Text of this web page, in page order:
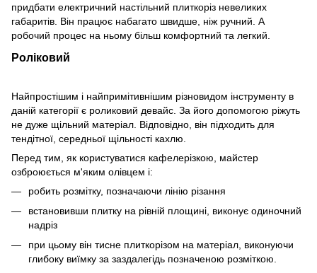
придбати електричний настільний плиткоріз невеликих
габаритів. Він працює набагато швидше, ніж ручний. А
робочий процес на ньому більш комфортний та легкий.
Роліковий
Найпростішим і найпримітивнішим різновидом інструменту в
даній категорії є роликовий девайс. За його допомогою ріжуть
не дуже щільний матеріал. Відповідно, він підходить для
тендітної, середньої щільності кахлю.
Перед тим, як користуватися кафелерізкою, майстер
озброюється м'яким олівцем і:
робить розмітку, позначаючи лінію різання
встановивши плитку на рівній площині, виконує одиночний
надріз
при цьому він тисне плиткорізом на матеріал, виконуючи
глибоку виїмку за заздалегідь позначеною розміткою.